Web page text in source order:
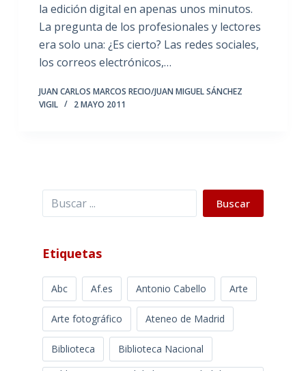
la edición digital en apenas unos minutos.
La pregunta de los profesionales y lectores
era solo una: ¿Es cierto? Las redes sociales,
los correos electrónicos,…
JUAN CARLOS MARCOS RECIO/JUAN MIGUEL SÁNCHEZ
VIGIL
2 MAYO 2011
Buscar Buscar
Etiquetas
Abc Af.es Antonio Cabello Arte
Arte fotográfico Ateneo de Madrid
Biblioteca
Biblioteca Nacional